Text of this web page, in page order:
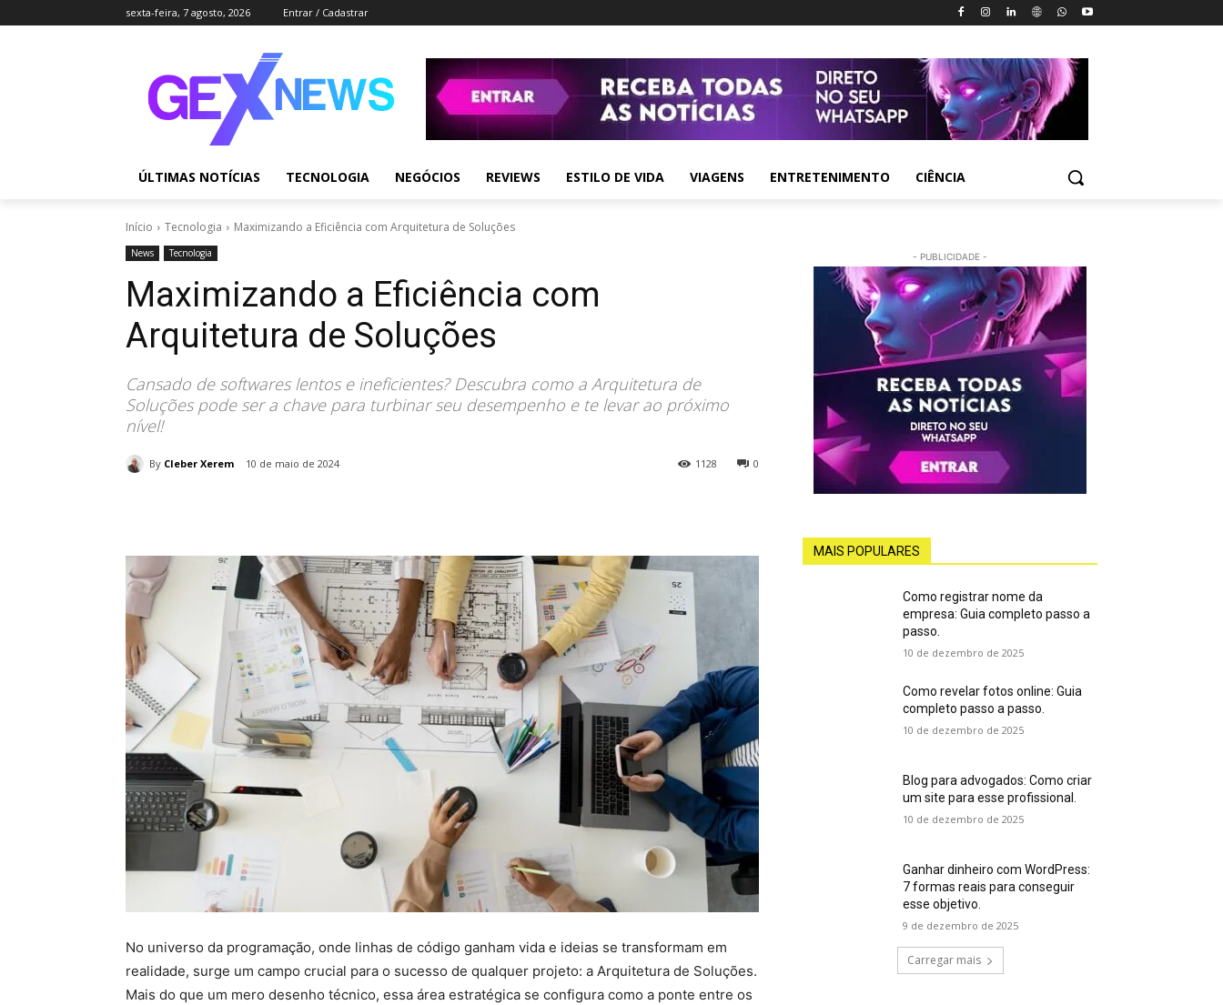
sexta-feira, 7 agosto, 2026 Entrar / Cadastrar
ÚLTIMAS NOTÍCIAS TECNOLOGIA NEGÓCIOS REVIEWS ESTILO DE VIDA VIAGENS ENTRETENIMENTO CIÊNCIA
Início Tecnologia Maximizando a Eficiência com Arquitetura de Soluções
News Tecnologia
Maximizando a Eficiência com
Arquitetura de Soluções
Cansado de softwares lentos e ineficientes? Descubra como a Arquitetura de
Soluções pode ser a chave para turbinar seu desempenho e te levar ao próximo
nível!
By Cleber Xerem 10 de maio de 2024 0
1128
No universo da programação, onde linhas de código ganham vida e ideias se transformam em
realidade, surge um campo crucial para o sucesso de qualquer projeto: a Arquitetura de Soluções.
Mais do que um mero desenho técnico, essa área estratégica se configura como a ponte entre os
- PUBLICIDADE -
MAIS POPULARES
Como registrar nome da
empresa: Guia completo passo a
passo.
10 de dezembro de 2025
Como revelar fotos online: Guia
completo passo a passo.
10 de dezembro de 2025
Blog para advogados: Como criar
um site para esse profissional.
10 de dezembro de 2025
Ganhar dinheiro com WordPress:
7 formas reais para conseguir
esse objetivo.
9 de dezembro de 2025
Carregar mais